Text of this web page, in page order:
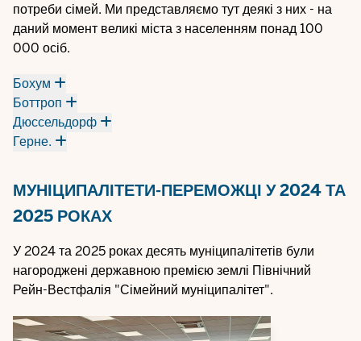
потреби сімей. Ми представляємо тут деякі з них - на
даний момент великі міста з населенням понад 100
000 осіб.
Бохум
Боттроп
Дюссельдорф
Герне.
МУНІЦИПАЛІТЕТИ-ПЕРЕМОЖЦІ У 2024 ТА
2025 РОКАХ
У 2024 та 2025 роках десять муніципалітетів були
нагороджені державною премією землі Північний
Рейн-Вестфалія "Сімейний муніципалітет".